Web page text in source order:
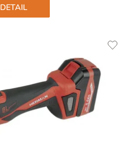
DETAIL